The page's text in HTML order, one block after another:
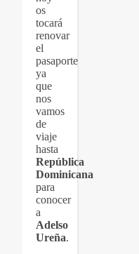
os
tocará
renovar
el
pasaporte
ya
que
nos
vamos
de
viaje
hasta
República
Dominicana
para
conocer
a
Adelso
Ureña.